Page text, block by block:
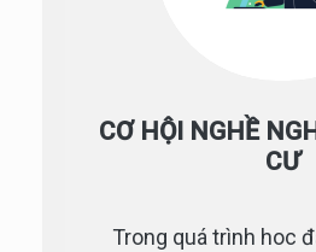
CƠ HỘI NGHỀ
CƯ
Trong quá trình hoc